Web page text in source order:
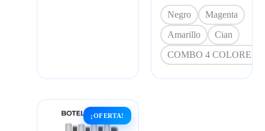
desde
$
hasta
$
Negro
Magenta
Amarillo
Cian
COMBO 4 COLORES
¡OFERTA!